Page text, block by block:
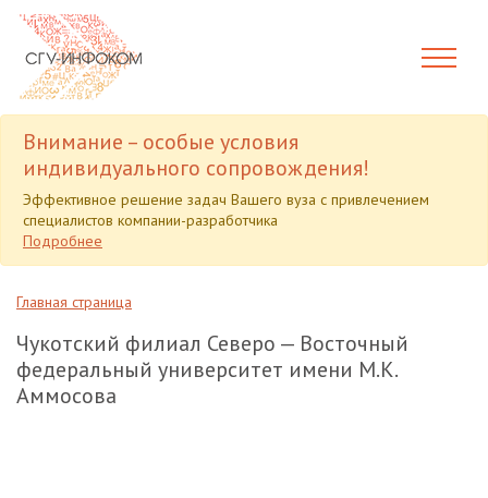
Внимание – особые условия
индивидуального сопровождения!
Эффективное решение задач Вашего вуза с привлечением
специалистов компании-разработчика
Подробнее
Главная страница
Чукотский филиал Северо — Восточный
федеральный университет имени М.К.
Аммосова